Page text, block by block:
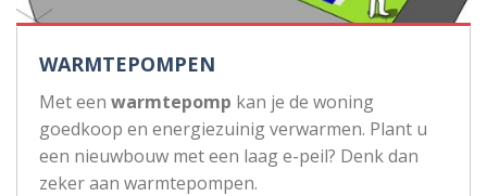
WARMTEPOMPEN
Met een warmtepomp kan je de woning
goedkoop en energiezuinig verwarmen. Plant u
een nieuwbouw met een laag e-peil? Denk dan
zeker aan warmtepompen.